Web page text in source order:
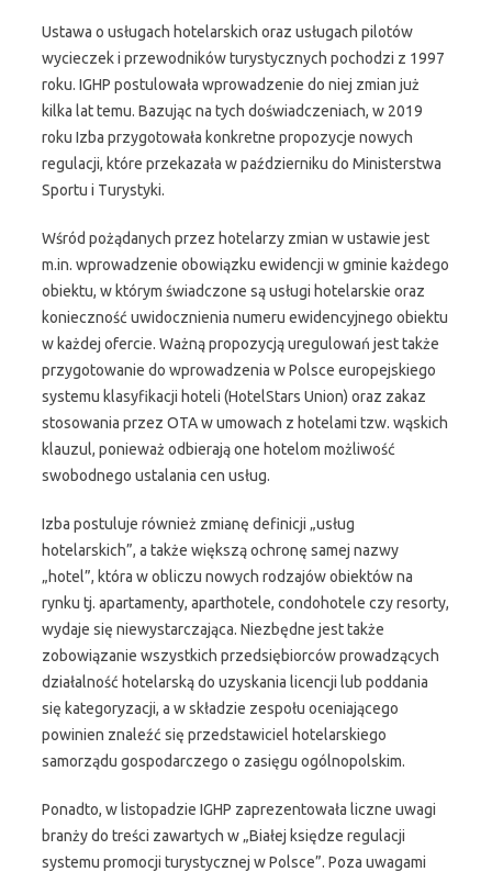
Ustawa o usługach hotelarskich oraz usługach pilotów
wycieczek i przewodników turystycznych pochodzi z 1997
roku. IGHP postulowała wprowadzenie do niej zmian już
kilka lat temu. Bazując na tych doświadczeniach, w 2019
roku Izba przygotowała konkretne propozycje nowych
regulacji, które przekazała w październiku do Ministerstwa
Sportu i Turystyki.
Wśród pożądanych przez hotelarzy zmian w ustawie jest
m.in. wprowadzenie obowiązku ewidencji w gminie każdego
obiektu, w którym świadczone są usługi hotelarskie oraz
konieczność uwidocznienia numeru ewidencyjnego obiektu
w każdej ofercie. Ważną propozycją uregulowań jest także
przygotowanie do wprowadzenia w Polsce europejskiego
systemu klasyfikacji hoteli (HotelStars Union) oraz zakaz
stosowania przez OTA w umowach z hotelami tzw. wąskich
klauzul, ponieważ odbierają one hotelom możliwość
swobodnego ustalania cen usług.
Izba postuluje również zmianę definicji „usług
hotelarskich”, a także większą ochronę samej nazwy
„hotel”, która w obliczu nowych rodzajów obiektów na
rynku tj. apartamenty, aparthotele, condohotele czy resorty,
wydaje się niewystarczająca. Niezbędne jest także
zobowiązanie wszystkich przedsiębiorców prowadzących
działalność hotelarską do uzyskania licencji lub poddania
się kategoryzacji, a w składzie zespołu oceniającego
powinien znaleźć się przedstawiciel hotelarskiego
samorządu gospodarczego o zasięgu ogólnopolskim.
Ponadto, w listopadzie IGHP zaprezentowała liczne uwagi
branży do treści zawartych w „Białej księdze regulacji
systemu promocji turystycznej w Polsce”. Poza uwagami